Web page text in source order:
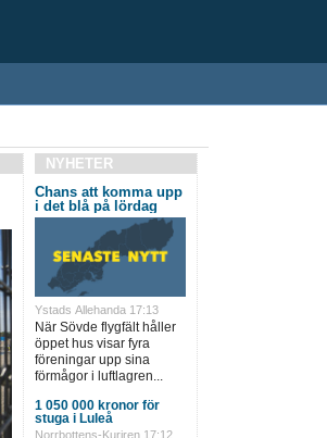
NYHETER
Chans att komma upp
i det blå på lördag
Ystads Allehanda 17:13
När Sövde flygfält håller
öppet hus visar fyra
föreningar upp sina
förmågor i luftlagren...
1 050 000 kronor för
stuga i Luleå
Norrbottens-Kuriren 17:12